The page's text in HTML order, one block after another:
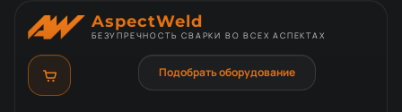
AspectWeld
БЕЗУПРЕЧНОСТЬ СВАРКИ ВО ВСЕХ АСПЕКТАХ
Подобрать оборудование